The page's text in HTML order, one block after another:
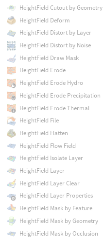
HeightField Cutout by Geometry
HeightField Deform
HeightField Distort by Layer
HeightField Distort by Noise
HeightField Draw Mask
HeightField Erode
HeightField Erode Hydro
HeightField Erode Precipitation
HeightField Erode Thermal
HeightField File
HeightField Flatten
HeightField Flow Field
HeightField Isolate Layer
HeightField Layer
HeightField Layer Clear
HeightField Layer Properties
HeightField Mask by Feature
HeightField Mask by Geometry
HeightField Mask by Occlusion